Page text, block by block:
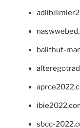
balithut-
sbcc-